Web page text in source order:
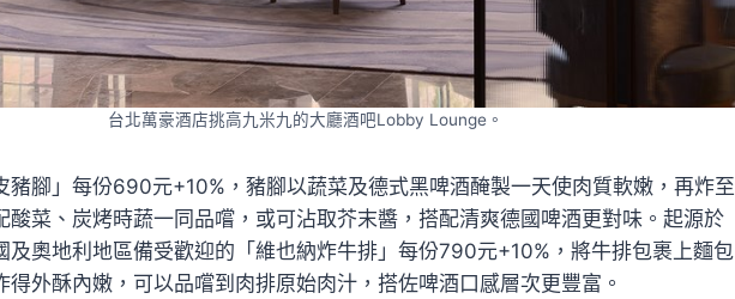
台北萬豪酒店挑高九米九的大廳酒吧Lobby Lounge。
豬腳」每份690元+10%，豬腳以蔬菜及德式黑啤酒醃製一天使肉質軟嫩，再炸至
酸菜、炭烤時蔬一同品嚐，或可沾取芥末醬，搭配清爽德國啤酒更對味。起源於
及奧地利地區備受歡迎的「維也納炸牛排」每份790元+10%，將牛排包裹上麵包
得外酥內嫩，可以品嚐到肉排原始肉汁，搭佐啤酒口感層次更豐富。